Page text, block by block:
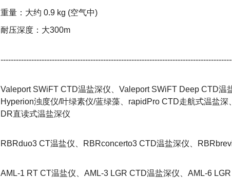
重量：大约 0.9 kg (空气中)
耐压深度：大300m
Valeport SWiFT CTD温盐深仪、 Valeport SWiFT Deep CTD温
Hyperion浊度仪/叶绿素仪/蓝绿藻、 rapidPro CTD走航式温盐深、
DR直读式温盐深仪
RBRduo3 CT温盐仪、 RBRconcerto3 CTD温盐深仪、
AML-1 RT CT温盐仪、 AML-3 LGR CTD温盐深仪、 AML-6